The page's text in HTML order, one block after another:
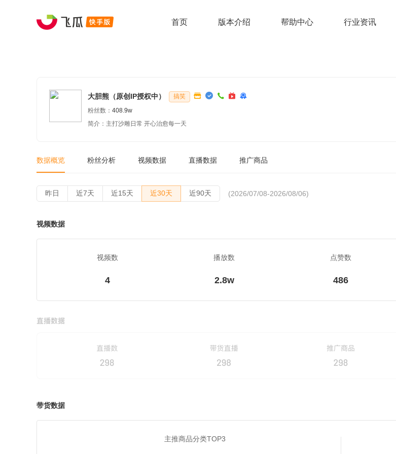
首页 版本介绍 帮助中心 行业资讯
大胆熊（原创IP授权中）
搞笑
粉丝数： 408.9w
简介：主打沙雕日常 开心治愈每一天
数据概览 粉丝分析 视频数据 直播数据 推广商品
昨日 近7天 近15天 近30天 近90天 (2026/07/08-2026/08/06)
视频数据
视频数
4
播放数
2.8w
点赞数
486
带货数据
主推商品分类TOP3